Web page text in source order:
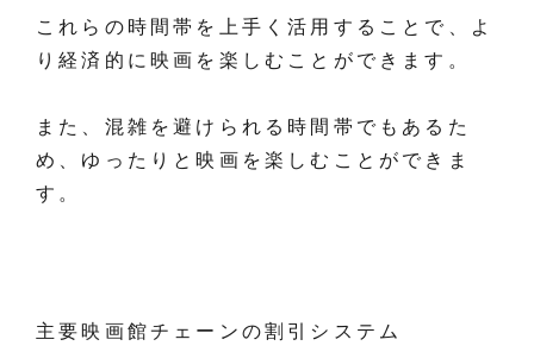
これらの時間帯を上手く活用することで、よ
り経済的に映画を楽しむことができます。
また、混雑を避けられる時間帯でもあるた
め、ゆったりと映画を楽しむことができま
す。
主要映画館チェーンの割引システム